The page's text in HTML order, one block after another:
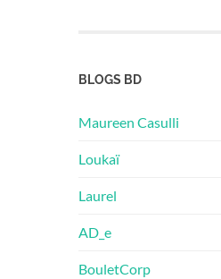
BLOGS BD
Maureen Casulli
Loukaï
Laurel
AD_e
BouletCorp